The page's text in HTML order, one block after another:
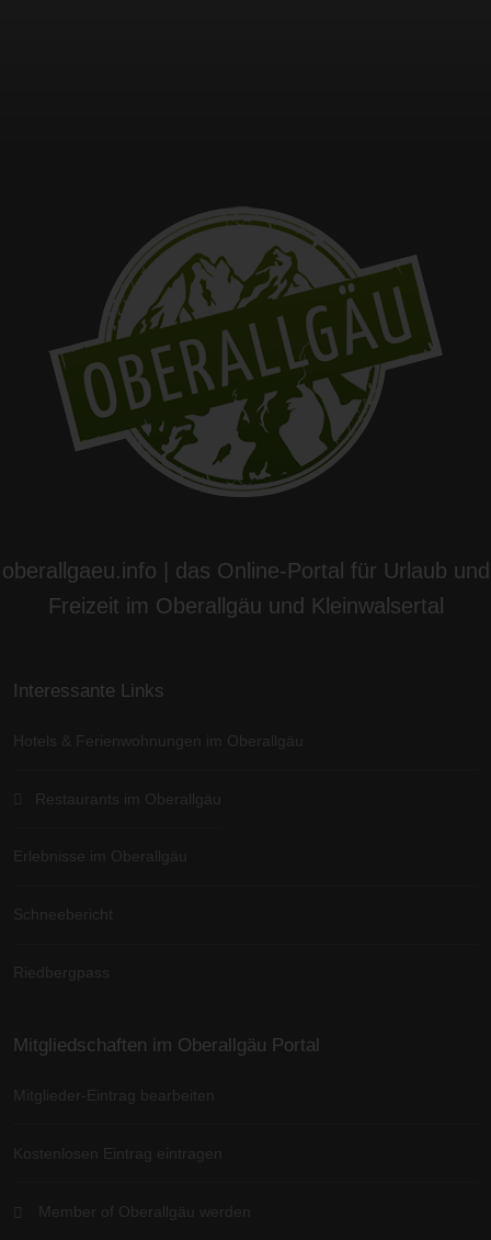
oberallgaeu.info | das Online-Portal für Urlaub und
Freizeit im Oberallgäu und Kleinwalsertal
Interessante Links
Hotels & Ferienwohnungen im Oberallgäu
Restaurants im Oberallgäu
Erlebnisse im Oberallgäu
Schneebericht
Riedbergpass
Mitgliedschaften im Oberallgäu Portal
Mitglieder-Eintrag bearbeiten
Kostenlosen Eintrag eintragen
Member of Oberallgäu werden